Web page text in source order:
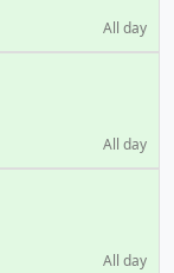
All day
All day
All day